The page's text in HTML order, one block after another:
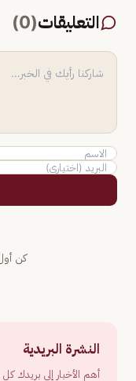
التعليقات(
0
)
كن
النشرة البريدية
أهم الأخبار إلى بريدك